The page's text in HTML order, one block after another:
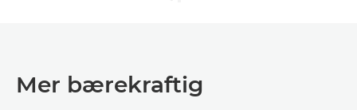
Mer bærekraftig